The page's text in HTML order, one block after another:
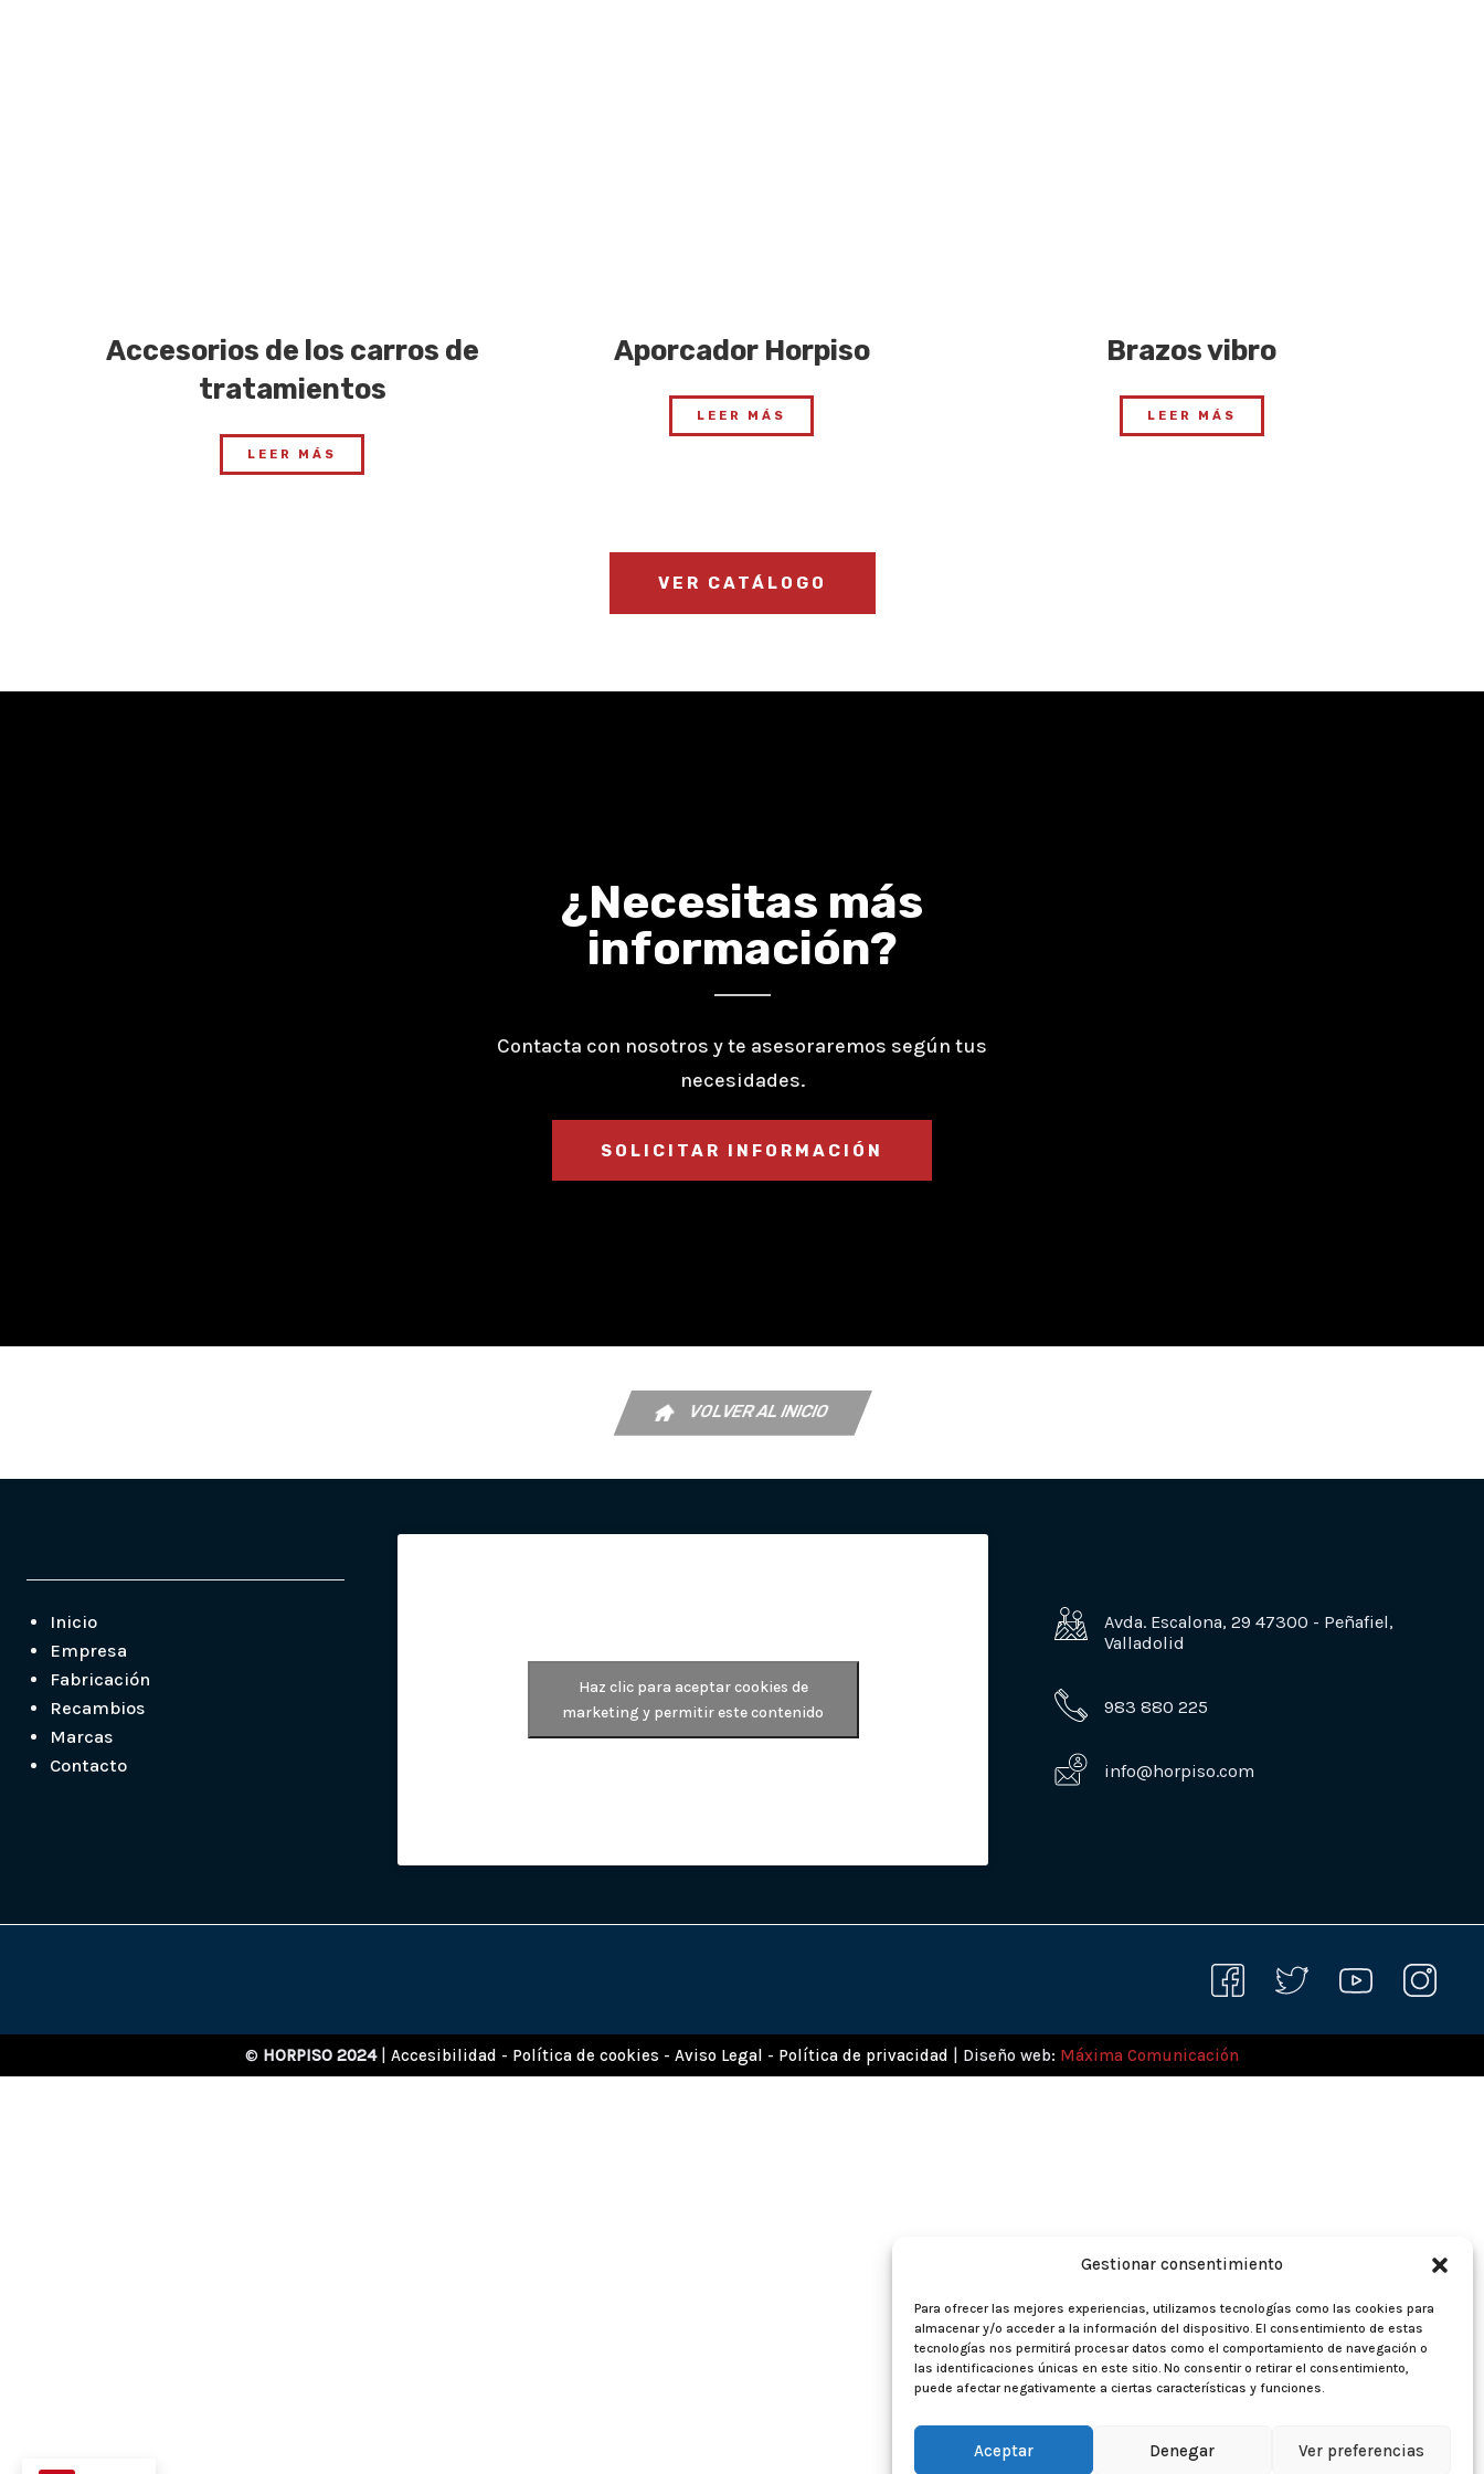
Gestionar consentimiento
Para ofrecer las mejores experiencias, utilizamos tecnologías como las cookies para
almacenar y/o acceder a la información del dispositivo. El consentimiento de estas
tecnologías nos permitirá procesar datos como el comportamiento de navegación o
las identificaciones únicas en este sitio. No consentir o retirar el consentimiento,
puede afectar negativamente a ciertas características y funciones.
Aceptar Denegar Ver preferencias
Accesorios de los carros de
tratamientos
LEER MÁS
Aporcador Horpiso
LEER MÁS
Brazos vibro
LEER MÁS
VER CATÁLOGO
¿Necesitas más
información?
Contacta con nosotros y te asesoraremos según tus
necesidades.
SOLICITAR INFORMACIÓN
VOLVER AL INICIO
Inicio
Empresa
Fabricación
Recambios
Marcas
Contacto
Haz clic para aceptar cookies de
marketing y permitir este contenido
Avda. Escalona, 29 47300 - Peñafiel,
Valladolid
983 880 225
info@horpiso.com
© HORPISO 2024| Accesibilidad - Política de cookies - Aviso Legal - Política de privacidad | Diseño web: Máxima Comunicación